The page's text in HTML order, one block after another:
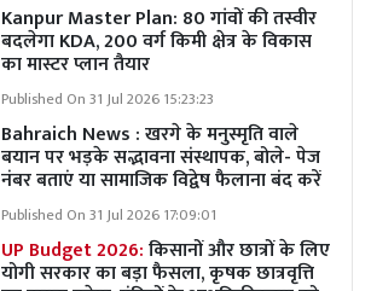
Kanpur Master Plan: 80 गांवों की तस्वीर
बदलेगा KDA, 200 वर्ग किमी क्षेत्र के विकास
का मास्टर प्लान तैयार
Published On 31 Jul 2026 15:23:23
Bahraich News : खरगे के मनुस्मृति वाले
बयान पर भड़के सद्भावना संस्थापक, बोले- पेज
नंबर बताएं या सामाजिक विद्वेष फैलाना बंद करें
Published On 31 Jul 2026 17:09:01
UP Budget 2026:किसानों और छात्रों के लिए
योगी सरकार का बड़ा फैसला, कृषक छात्रवृत्ति